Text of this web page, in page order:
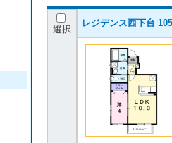
選択
レジデンス西下台